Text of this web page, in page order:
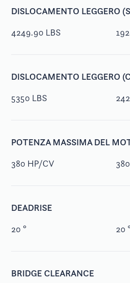
DISLOCAMENTO LEGGERO
4249.90 LBS
DISLOCAMENTO LEGGERO
5350 LBS
POTENZA MASSIMA DEL
380 HP/CV
DEADRISE
20 ° 20
BRIDGE CLEARANCE